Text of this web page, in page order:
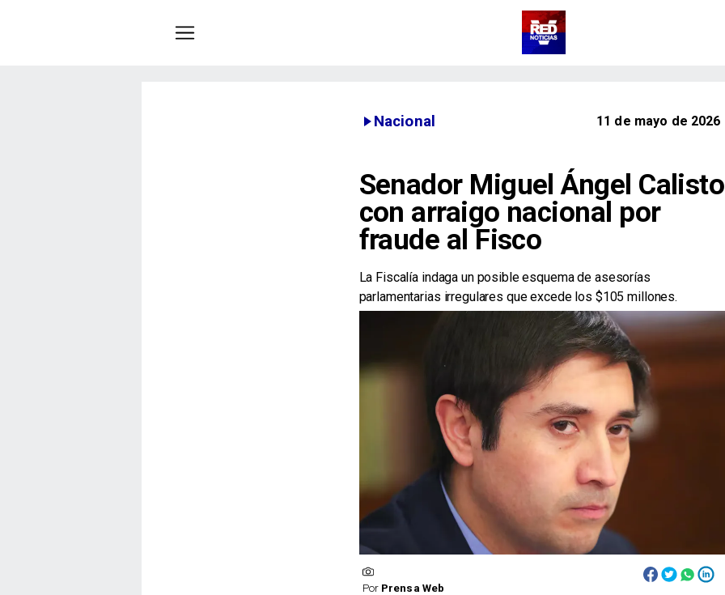
Nacional 11 de mayo de 2026
Senador Miguel Ángel Calisto
con arraigo nacional por
fraude al Fisco
La Fiscalía indaga un posible esquema de asesorías
parlamentarias irregulares que excede los $105 millones.
Por Prensa Web